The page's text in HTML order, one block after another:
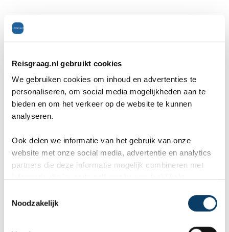
Reisgraag.nl gebruikt cookies
We gebruiken cookies om inhoud en advertenties te
personaliseren, om social media mogelijkheden aan te
bieden en om het verkeer op de website te kunnen
analyseren.
Ook delen we informatie van het gebruik van onze
website met onze social media, advertentie en analytics
partners die deze informatie mogelijk combineren met
Noodzakelijk
VoetbalTravel.nl scoort dus gemiddeld 2,2 lager
vakantie. Dit is opvallend negatief.
Ieder jaar wint de beste organisatie (op basis van
goedgekeurde klantenreviews) per categorie de
Reisgraag-Award. VoetbalTravel.nl heeft deze
publieksprijsnog nooit gewonnen.
VoetbalTravel.nl krijgt gemiddeld een 6,3